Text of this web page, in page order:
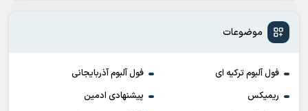
موضوعات
فول آلبوم ترکیه ای
فول آلبوم آذربایجانی
ریمیکس
پیشنهادی ادمین